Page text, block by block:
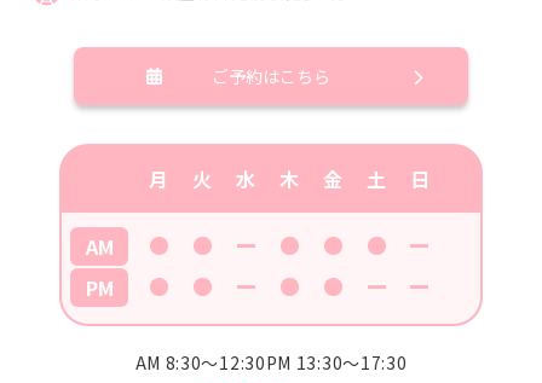
ご予約はこちら
月 火 水 木 金 土 日
AM
PM
AM 8:30～12:30PM 13:30～17:30